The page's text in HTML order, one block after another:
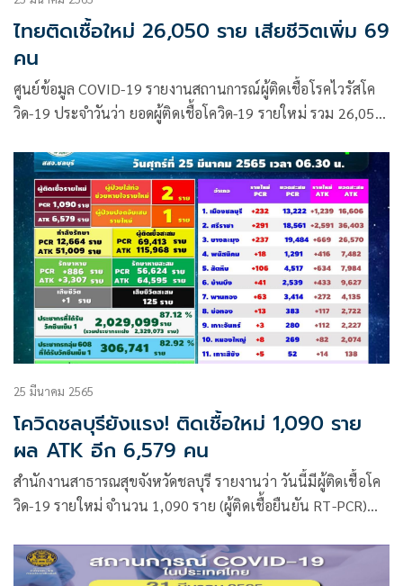
ไทยติดเชื้อใหม่ 26,050 ราย เสียชีวิตเพิ่ม 69
คน
ศูนย์ข้อมูล COVID-19 รายงานสถานการณ์ผู้ติดเชื้อโรคไวรัสโค
วิด-19 ประจำวันว่า ยอดผู้ติดเชื้อโควิด-19 รายใหม่ รวม 26,050
ต่างประเทศ 36 ราย
25 มีนาคม 2565
โควิดชลบุรียังแรง! ติดเชื้อใหม่ 1,090 ราย
ผล ATK อีก 6,579 คน
สำนักงานสาธารณสุขจังหวัดชลบุรี รายงานว่า วันนี้มีผู้ติดเชื้อโค
วิด-19 รายใหม่ จำนวน 1,090 ราย (ผู้ติดเชื้อยืนยัน RT-PCR)
ราย